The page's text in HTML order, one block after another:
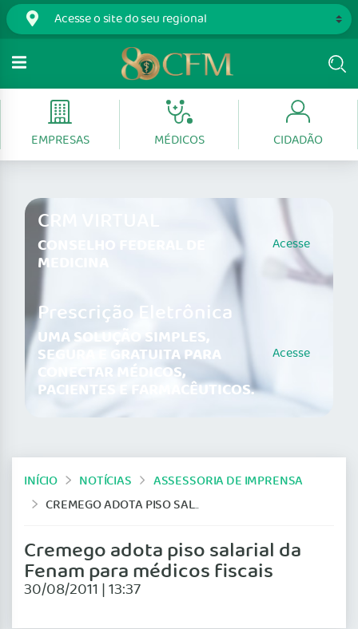
EMPRESAS MÉDICOS CIDADÃO
CRM VIRTUAL
CONSELHO FEDERAL DE
MEDICINA
Acesse
Prescrição Eletrônica
UMA SOLUÇÃO SIMPLES,
SEGURA E GRATUITA PARA
CONECTAR MÉDICOS,
PACIENTES E FARMACÊUTICOS.
Acesse
INÍCIO NOTÍCIAS
ASSESSORIA DE IMPRENSA
CREMEGO ADOTA PISO SALARIAL DA FENAM PARA MÉDICOS FISCAIS
Cremego adota piso salarial da
Fenam para médicos fiscais
30/08/2011 | 13:37